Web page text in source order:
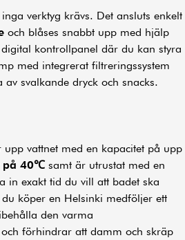
verktyg krävs. Det ansluts enkelt
och blåses snabbt upp med hjälp
kontrollpanel där du kan styra
med integrerat filtreringssystem
svalkande dryck och snacks.
vattnet med en kapacitet på upp
på 40℃samt är utrustat med en
in exakt tid du vill att badet ska
köper en Helsinki medföljer ett
den varma
förhindrar att damm och skräp